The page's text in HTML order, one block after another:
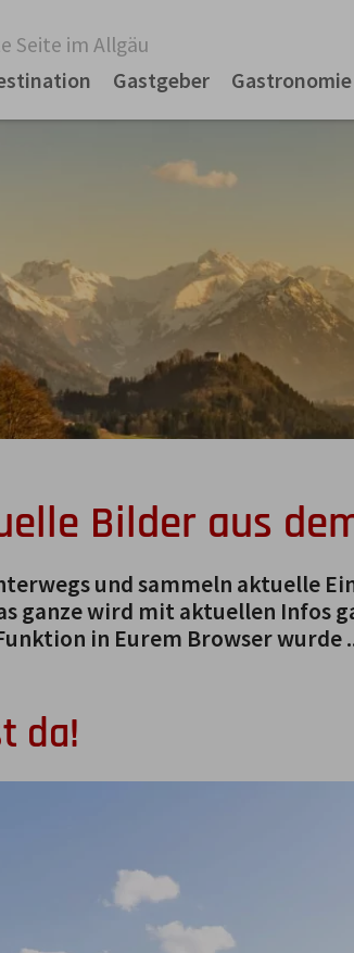
Seite im Allgäu
Gastgeber Gastronomie
Bilder aus
und sammeln aktuelle
ganze wird mit aktuellen Infos
in Eurem Browser wurde
da!